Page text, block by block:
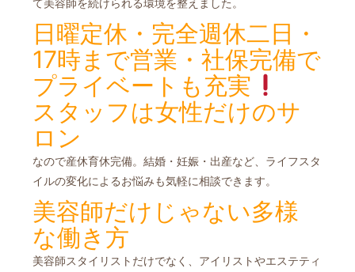
て美容師を続けられる環境を整えました。
日曜定休・完全週休二日・
17時まで営業・社保完備で
プライベートも充実
スタッフは女性だけのサ
ロン
なので産休育休完備。結婚・妊娠・出産など、ライフスタ
イルの変化によるお悩みも気軽に相談できます。
美容師だけじゃない多様
な働き方
美容師スタイリストだけでなく、アイリストやエステティ